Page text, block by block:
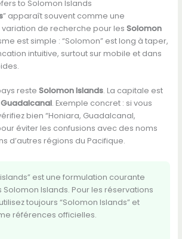
to Solomon Islands
” apparaît souvent comme une
de recherche pour les Solomon
est simple : “Solomon” est long à taper,
intuitive, surtout sur mobile et dans
reste Solomon Islands. La capitale est
Guadalcanal. Exemple concret : si vous
bien “Honiara, Guadalcanal,
éviter les confusions avec des noms
d’autres régions du Pacifique.
est une formulation courante
Islands. Pour les réservations
toujours “Solomon Islands” et
références officielles.